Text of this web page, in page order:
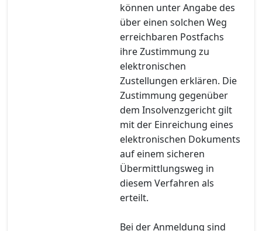
können unter Angabe des
über einen solchen Weg
erreichbaren Postfachs
ihre Zustimmung zu
elektronischen
Zustellungen erklären. Die
Zustimmung gegenüber
dem Insolvenzgericht gilt
mit der Einreichung eines
elektronischen Dokuments
auf einem sicheren
Übermittlungsweg in
diesem Verfahren als
erteilt.
Bei der Anmeldung sind